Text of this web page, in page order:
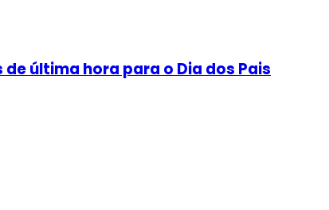
última hora para o Dia dos Pais